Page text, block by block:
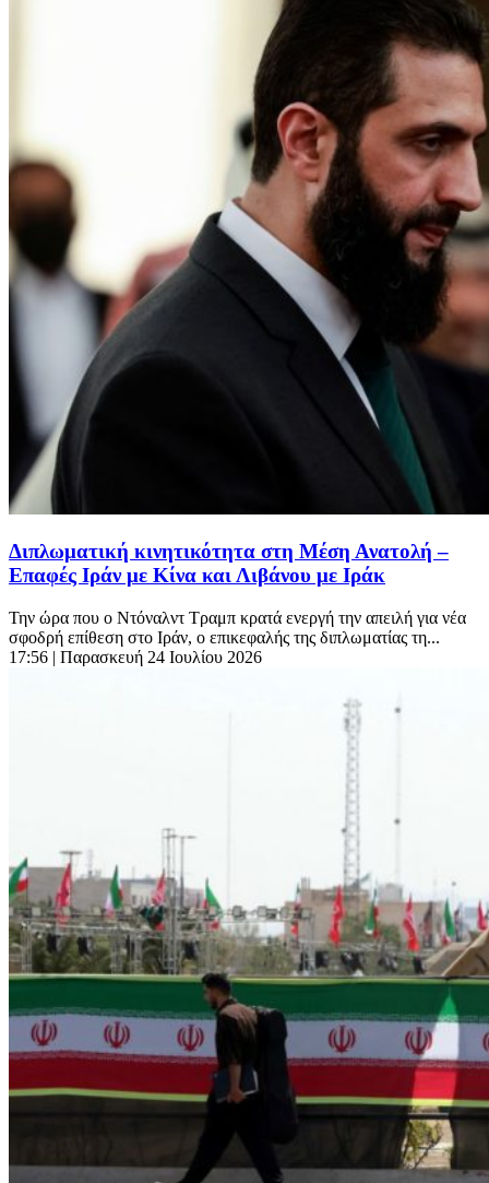
Διπλωματική κινητικότητα στη Μέση Ανατολή –
Επαφές Ιράν με Κίνα και Λιβάνου με Ιράκ
Την ώρα που ο Ντόναλντ Τραμπ κρατά ενεργή την απειλή για νέα
σφοδρή επίθεση στο Ιράν, ο επικεφαλής της διπλωματίας τη...
17:56 | Παρασκευή 24 Ιουλίου 2026